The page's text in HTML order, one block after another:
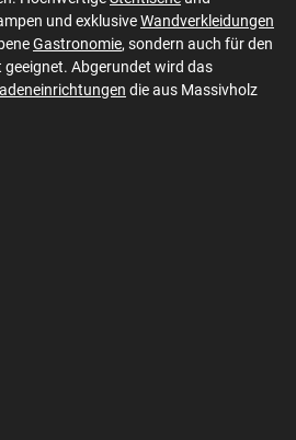
und exklusiveWandverkleidungen
Gastronomie, sondern auch für den
Abgerundet wird das
die aus Massivholz